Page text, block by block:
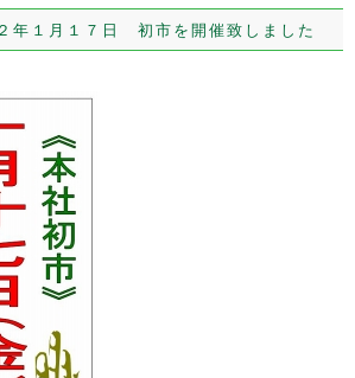
１月１７日 初市を開催致しました